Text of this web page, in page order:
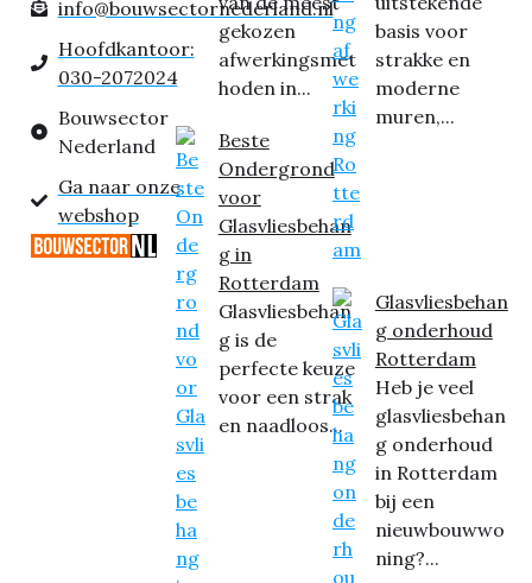
info@bouwsectornederland.nl
Hoofdkantoor:
030-2072024
Bouwsector
Nederland
Ga naar onze
webshop
gekozen
afwerkingsmet
hoden in...
Beste
Ondergrond
voor
Glasvliesbehan
g in
Rotterdam
Glasvliesbehan
g is de
perfecte keuze
voor een strak
en naadloos...
basis voor
strakke en
moderne
muren,...
Glasvliesbehan
g onderhoud
Rotterdam
Heb je veel
glasvliesbehan
g onderhoud
in Rotterdam
bij een
nieuwbouwwo
ning?...